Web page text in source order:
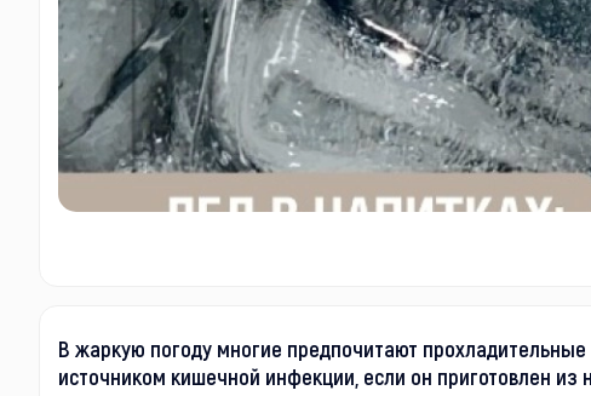
В жаркую погоду многие предпочитают
источником кишечной инфекции, если он приготовлен из